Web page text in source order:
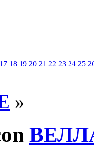
17 18 19 20 21 22 23 24 25
»